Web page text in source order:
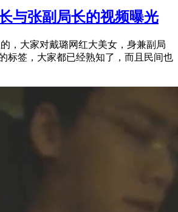
与张副局长的视频曝光
，大家对戴璐网红大美女，身兼副局
标签，大家都已经熟知了，而且民间也